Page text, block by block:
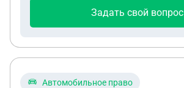
Задать свой вопрос
Автомобильное право